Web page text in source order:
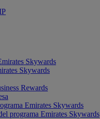
Skywards
Skywards
Rewards
Emirates Skywards
programa Emirates Skywards